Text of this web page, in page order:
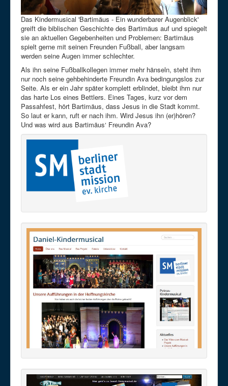
Das Kindermusical 'Bartimäus - Ein wunderbarer Augenblick'
greift die biblischen Geschichte des Bartimäus auf und spiegelt
sie an aktuellen Gegebenheiten und Problemen: Bartimäus
spielt gerne mit seinen Freunden Fußball, aber langsam
werden seine Augen immer schlechter.
Als ihn seine Fußballkollegen immer mehr hänseln, steht ihm
nur noch seine gehbehinderte Freundin Ava bedingungslos zur
Seite. Als er ein Jahr später komplett erblindet, bleibt ihm nur
das harte Los eines Bettlers. Eines Tages, kurz vor dem
Passahfest, hört Bartimäus, dass Jesus in die Stadt kommt.
So laut er kann, ruft er nach ihm. Wird Jesus ihn (er)hören?
Und was wird aus Bartimäus‘ Freundin Ava?